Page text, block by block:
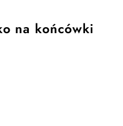
na końcówki